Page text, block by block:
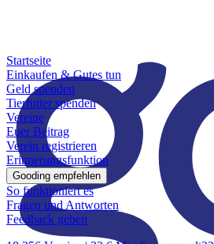
Startseite
Einkaufen & Gutes tun
Geld spenden
Tierfutter spenden
Vereine
Euer Beitrag
Verein registrieren
Erinnerungsfunktion
Gooding empfehlen
So funktioniert es
Fragen und Antworten
Feedback geben